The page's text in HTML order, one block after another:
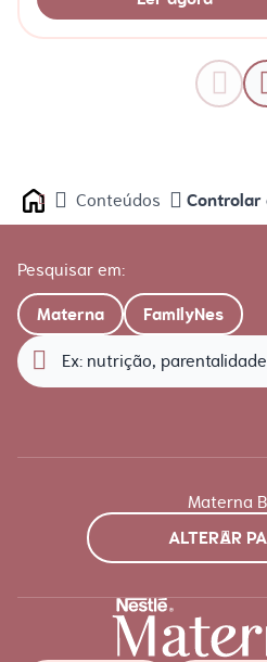
Home Conteúdos Controlar
Pesquisar em:
Materna FamilyNes
Materna
ALTERAR